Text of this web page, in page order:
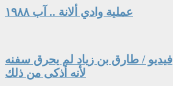
عملية وادي ألانة .. آب ١٩٨٨
فيديو / طارق بن زياد لم يحرق سفنه
لأنه أذكى من ذلك